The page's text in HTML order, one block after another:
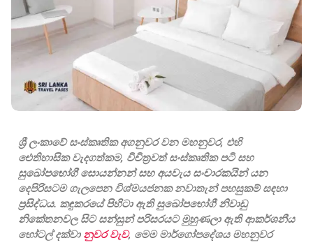
ශ්‍රී ලංකාවේ සංස්කෘතික අගනුවර වන මහනුවර, එහි
ඓතිහාසික වැදගත්කම, විචිත්‍රවත් සංස්කෘතික පටි සහ
සුඛෝපභෝගී සොයන්නන් සහ අයවැය සංචාරකයින් යන
දෙපිරිසටම ගැලපෙන විශ්මයජනක නවාතැන් පහසුකම් සඳහා
ප්‍රසිද්ධය. කඳුකරයේ පිහිටා ඇති සුඛෝපභෝගී නිවාඩු
නිකේතනවල සිට සන්සුන් පරිසරයට මුහුණලා ඇති ආකර්ශනීය
හෝටල් දක්වා නුවර වැව, මෙම මාර්ගෝපදේශය මහනුවර